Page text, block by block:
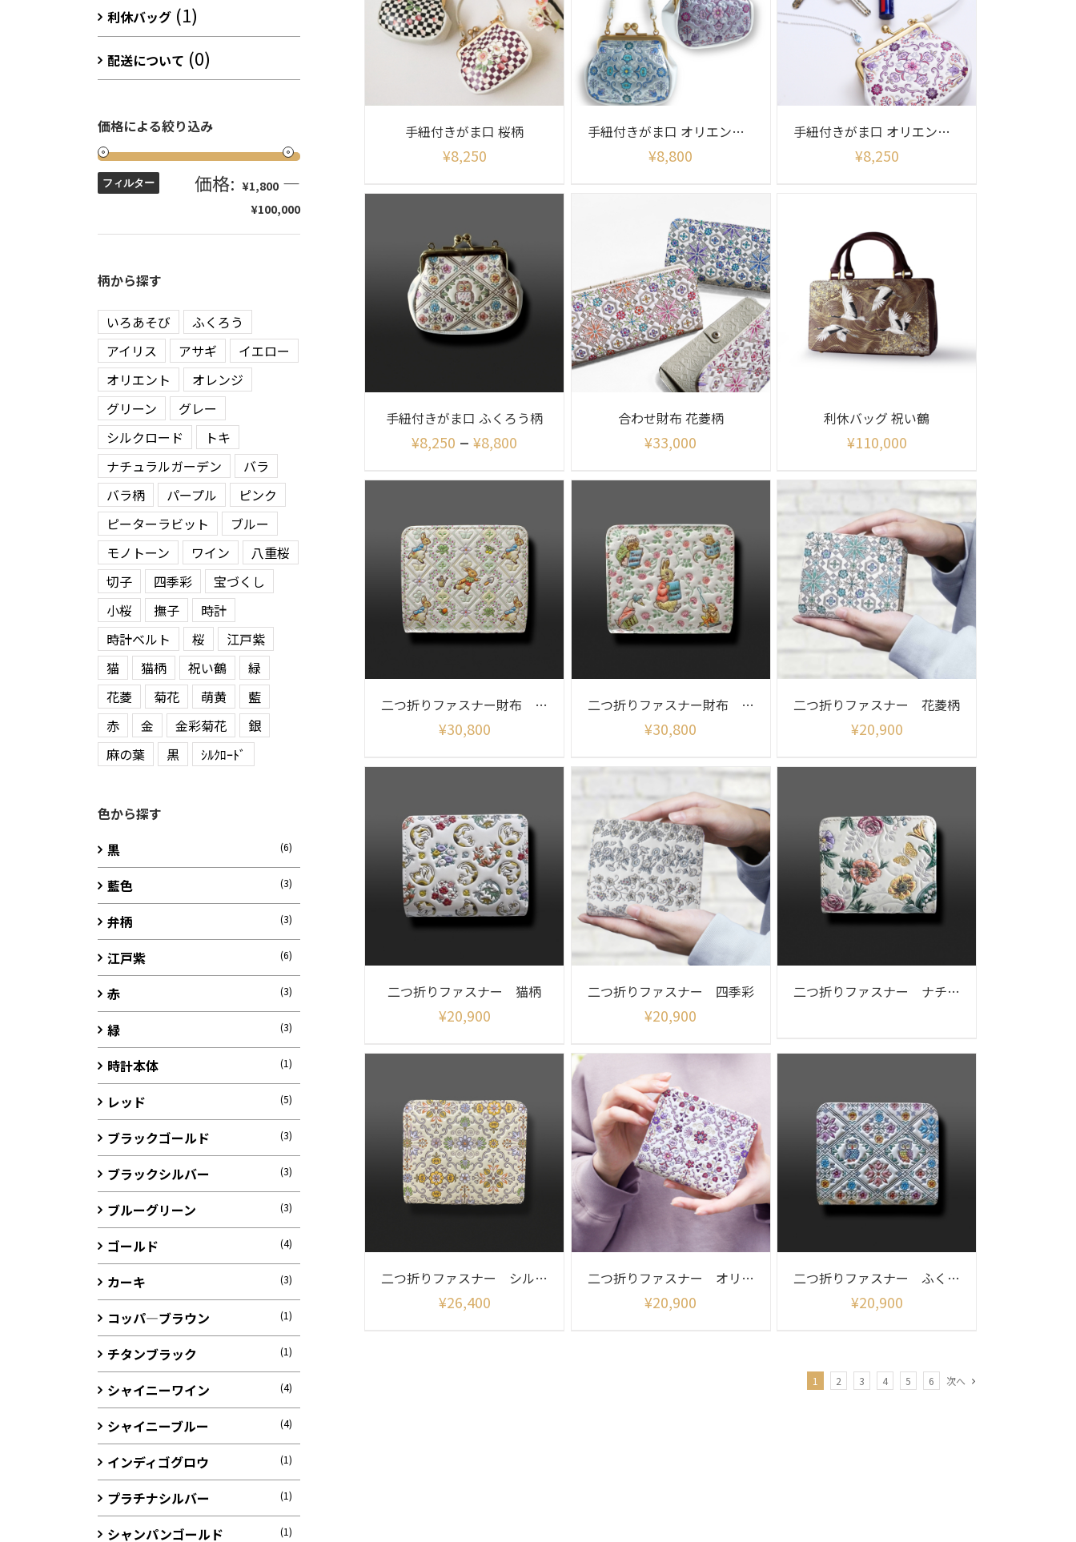
手紐付きがま口 桜柄
¥8,250
手紐付きがま口 オリエント柄シャイニー
¥8,800
手紐付きがま口 オリエント柄
¥8,250
手紐付きがま口 ふくろう柄
¥8,250 –¥8,800
合わせ財布 花菱柄
¥33,000
利休バッグ 祝い鶴
¥110,000
二つ折りファスナー財布 ピーターラビット（ガーデン）
¥30,800
二つ折りファスナー財布 ピーターラビット (フレンズ)
¥30,800
二つ折りファスナー 花菱柄
¥20,900
二つ折りファスナー 猫柄
¥20,900
二つ折りファスナー 四季彩
¥20,900
二つ折りファスナー ナチュラルガーデン柄
二つ折りファスナー シルクロード
¥26,400
二つ折りファスナー オリエント柄
¥20,900
二つ折りファスナー ふくろう柄
¥20,900
1 2 3 4 5 6 次へ
利休バッグ (1)
配送について (0)
価格による絞り込み
フィルター 価格: ¥1,800 —
¥100,000
柄から探す
いろあそび
ふくろう
アイリス
アサギ
イエロー
オリエント
オレンジ
グリーン
グレー
シルクロード
トキ
ナチュラルガーデン
バラ
バラ柄
パープル
ピンク
ピーターラビット
ブルー
モノトーン
ワイン
八重桜
切子
四季彩
宝づくし
小桜
撫子
時計
時計ベルト
桜
江戸紫
猫
猫柄 祝い鶴
緑
花菱
菊花 萌黄
藍
赤
金 金彩菊花
銀
麻の葉
黒 ｼﾙｸﾛｰﾄﾞ
色から探す
黒
(6)
藍色 (3)
弁柄 (3)
江戸紫 (6)
赤 (3)
緑 (3)
時計本体 (1)
レッド (5)
ブラックゴールド (3)
ブラックシルバー (3)
ブルーグリーン (3)
ゴールド (4)
カーキ (3)
コッパ―ブラウン (1)
チタンブラック (1)
シャイニーワイン (4)
シャイニーブルー (4)
インディゴグロウ (1)
プラチナシルバー (1)
シャンパンゴールド (1)